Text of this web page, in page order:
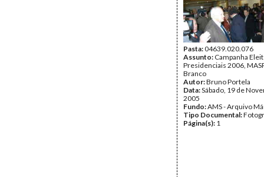
Pasta:04639.020.076
Assunto: Campanha
Presidenciais 2006,
Branco
Autor:Bruno Portela
Data:Sábado, 19 de
2005
Fundo:AMS - Arquivo
Tipo Documental:
Página(s): 1